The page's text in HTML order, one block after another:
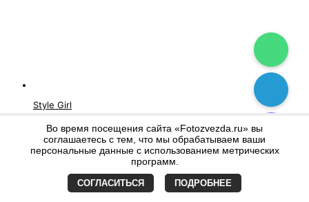
Style Girl
Во время посещения сайта «Fotozvezda.ru» вы
соглашаетесь с тем, что мы обрабатываем ваши
персональные данные с использованием метрических
программ.
СОГЛАСИТЬСЯ ПОДРОБНЕЕ